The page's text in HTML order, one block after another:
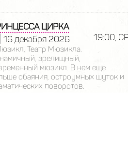
ЦИРКА
16 декабря 2026
19:00,
Театр Мюзикла.
зрелищный,
мюзикл. В нем еще
обаяния, остроумных шуток и
поворотов.